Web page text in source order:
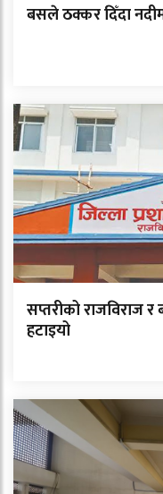
बसले ठक्कर दिँदा
सप्तरीको राजविराज र
हटाइयो